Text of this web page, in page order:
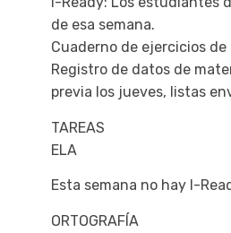
de esa semana.
Cuaderno de ejercicios
Registro de datos de
previa los jueves, listas
TAREAS
ELA
Esta semana no hay I-
ORTOGRAFÍA